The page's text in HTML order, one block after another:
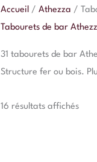
Accueil/ Athezza /
Tabourets de bar
31 tabourets de bar
Structure fer ou bois.
16 résultats affichés